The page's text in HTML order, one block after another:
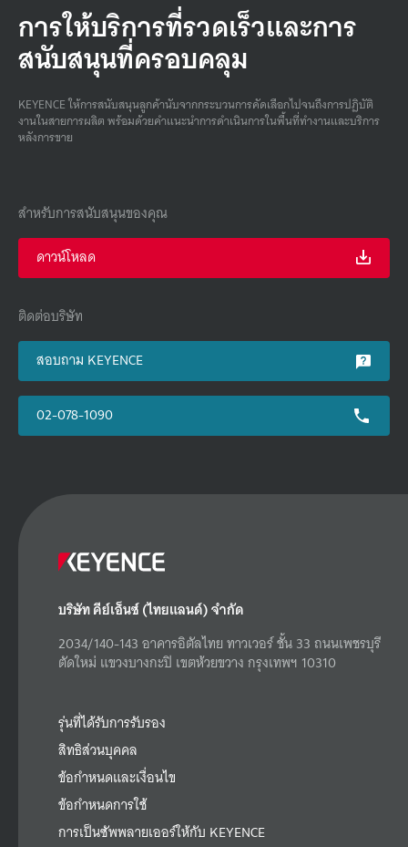
การให้บริการที่รวดเร็วและการ
สนับสนุนที่ครอบคลุม
KEYENCE ให้การสนับสนุนลูกค้านับจากกระบวนการคัดเลือกไปจนถึงการปฏิบัติ
งานในสายการผลิต พร้อมด้วยคําแนะนําการดําเนินการในพื้นที่ทํางานและบริการ
หลังการขาย
สำหรับการสนับสนุนของคุณ
ดาวน์โหลด
ติดต่อบริษัท
สอบถาม KEYENCE
02-078-1090
บริษัท คีย์เอ็นซ์ (ไทยแลนด์) จำกัด
2034/140-143 อาคารอิตัลไทย ทาวเวอร์ ชั้น 33 ถนนเพชรบุรี
ตัดใหม่ แขวงบางกะปิ เขตห้วยขวาง กรุงเทพฯ 10310
รุ่นที่ได้รับการรับรอง
สิทธิส่วนบุคคล
ข้อกำหนดและเงื่อนไข
ข้อกำหนดการใช้
การเป็นซัพพลายเออร์ให้กับ KEYENCE